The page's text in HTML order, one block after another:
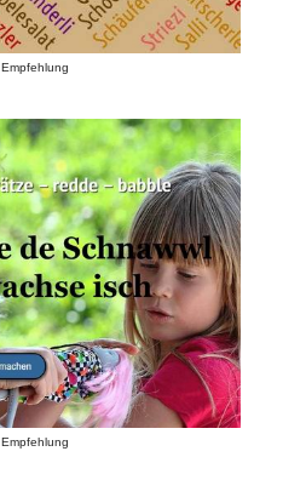
Empfehlung
Empfehlung